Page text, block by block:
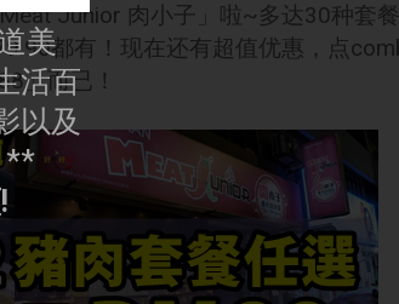
Junior 肉小子」啦~多达30种套
都有！现在还有超值优惠，点
」而已！
美
活百
以及
**